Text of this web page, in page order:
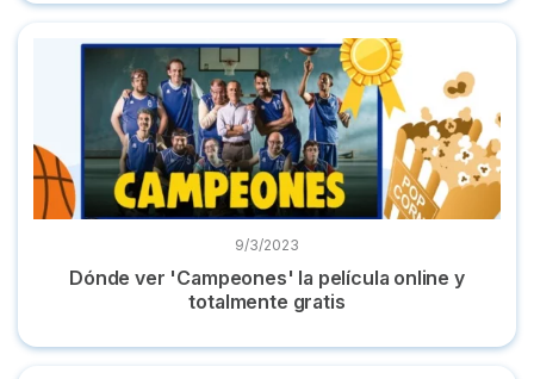
Dónde ver 'Campeones' la película online y totalmente gratis
9/3/2023
Dónde ver 'Campeones' la película online y
totalmente gratis